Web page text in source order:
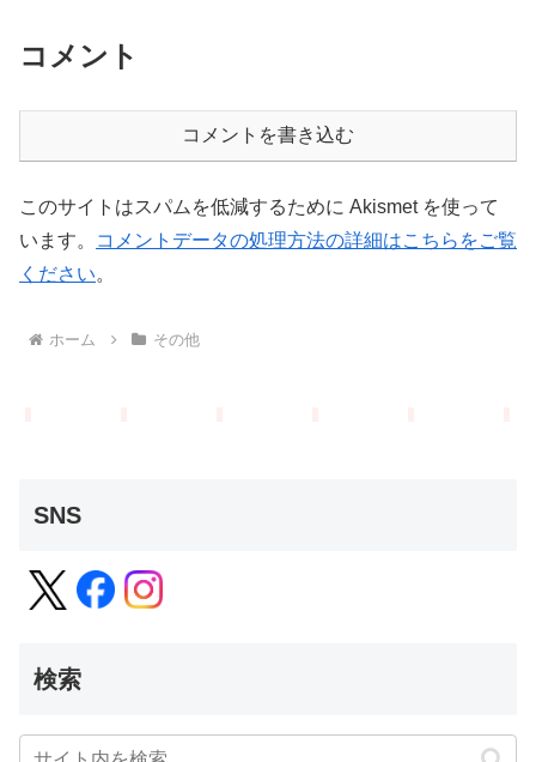
コメント
コメントを書き込む
このサイトはスパムを低減するために Akismet を使って
います。
コメントデータの処理方法の詳細はこちらをご覧
ください。
ホーム その他
SNS
検索